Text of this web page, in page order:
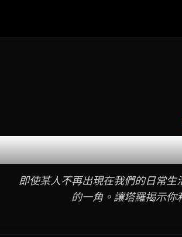
前任
即使某人不再出現在我們的日常
的一角。讓塔羅揭示你